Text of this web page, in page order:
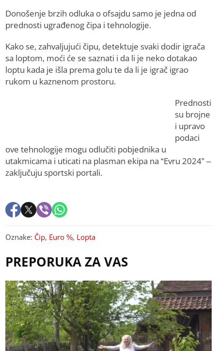
Donošenje brzih odluka o ofsajdu samo je jedna od
prednosti ugrađenog čipa i tehnologije.
Kako se, zahvaljujući čipu, detektuje svaki dodir igrača
sa loptom, moći će se saznati i da li je neko dotakao
loptu kada je išla prema golu te da li je igrač igrao
rukom u kaznenom prostoru.
Prednosti
su brojne
i upravo
podaci
ove tehnologije mogu odlučiti pobjednika u
utakmicama i uticati na plasman ekipa na “Еvru 2024” –
zaključuju sportski portali.
Oznake: Čip, Euro %, Lopta
PREPORUKA ZA VAS